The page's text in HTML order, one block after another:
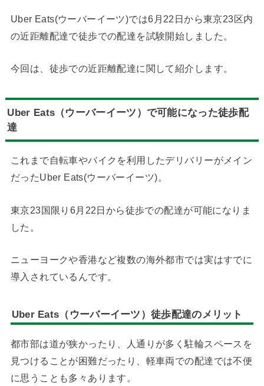
Uber Eats(ウーバーイーツ)では6月22日から東京23区内
の近距離配達で徒歩での配達を試験開始しました。
今回は、徒歩での近距離配達に関して紹介します。
Uber Eats（ウーバーイーツ）で可能になった徒歩配
達
これまで自転車やバイクを利用したデリバリーがメイン
だったUber Eats(ウーバーイーツ)。
東京23国限り6月22日から徒歩での配達が可能になりま
した。
ニューヨークや香港など複数の海外都市では実はすでに
導入されているんです。
Uber Eats（ウーバーイーツ）徒歩配達のメリット
都市部は道が狭かったり、人通りが多く駐輪スペースを
見つけることが困難だったり、軽車両での配達では不便
に思うことも多々あります。